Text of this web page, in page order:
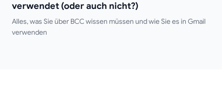
verwendet (oder auch nicht?)
Alles, was Sie über BCC wissen müssen und wie Sie es in Gmail
verwenden